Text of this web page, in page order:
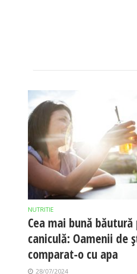
NUTRITIE
Cea mai bună băutură
caniculă: Oamenii de
comparat-o cu apa
28/07/2024